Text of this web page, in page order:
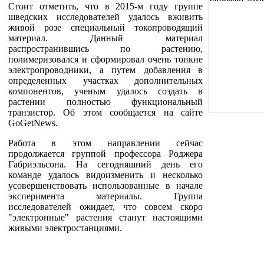
Стоит отметить, что в 2015-м году группе
шведских исследователей удалось вживить
живой розе специальный токопроводящий
материал. Данный материал
распространившись по растению,
полимеризовался и сформировал очень тонкие
электропроводники, а путем добавления в
определенных участках дополнительных
компонентов, ученым удалось создать в
растении полностью функциональный
транзистор. Об этом сообщается на сайте
GoGetNews.
Работа в этом направлении сейчас
продолжается группой профессора Роджера
Габриэльсона. На сегодняшний день его
команде удалось видоизменить и несколько
усовершенствовать использованные в начале
эксперимента материалы. Группа
исследователей ожидает, что совсем скоро
"электронные" растения станут настоящими
живыми электростанциями.